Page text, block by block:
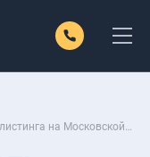
на Московской